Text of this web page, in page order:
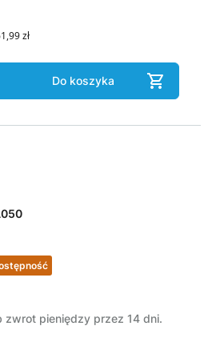
zł
Do koszyka
zwrot pieniędzy przez 14 dni.